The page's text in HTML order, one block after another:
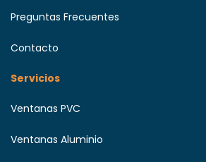
Preguntas Frecuentes
Contacto
Servicios
Ventanas PVC
Ventanas Aluminio